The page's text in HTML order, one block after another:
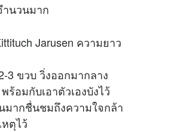
นวนมาก
Jarusen ความยาว
ขวบ วิ่งออกมากลาง
อมกับเอาตัวเองบังไว้
ากชื่นชมถึงความใจกล้า
ตุไว้